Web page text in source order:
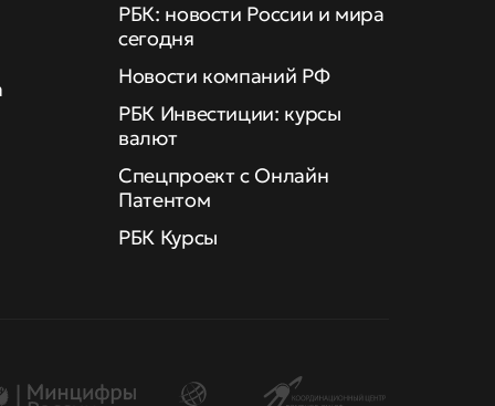
РБК: новости России и мира
сегодня
Новости компаний РФ
РБК Инвестиции: курсы
валют
Спецпроект с Онлайн
Патентом
РБК Курсы